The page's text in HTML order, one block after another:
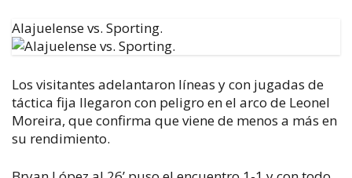
Alajuelense vs. Sporting.
Los visitantes adelantaron líneas y con jugadas de
táctica fija llegaron con peligro en el arco de Leonel
Moreira, que confirma que viene de menos a más en
su rendimiento.